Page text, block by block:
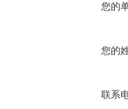
您的
您的
联系